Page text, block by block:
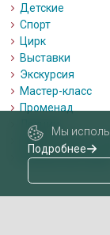
Детские
Спорт
Цирк
Выставки
Экскурсия
Мастер-класс
Променад
Лекции
Квизы, квесты,
Пушкинская
Мы
Подробнее